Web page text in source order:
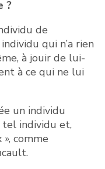
?
de
qui n’a rien
à jouir de lui-
à ce qui ne lui
un individu
tel individu et,
comme